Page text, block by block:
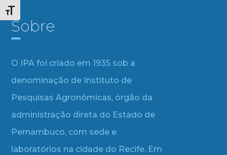
Alternar tamanho da fonte
Sobre
O IPA foi criado em 1935 sob a
denominação de Instituto de
Pesquisas Agronômicas, órgão da
administração direta do Estado de
Pernambuco, com sede e
laboratórios na cidade do Recife. Em